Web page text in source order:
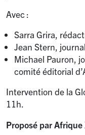
Avec :
Sarra Grira,
Jean Stern,
Michael Pauron,
comité éditorial
Intervention de la
11h.
Proposé par